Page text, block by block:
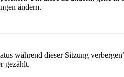
ändern.
während dieser Sitzung
gezählt.